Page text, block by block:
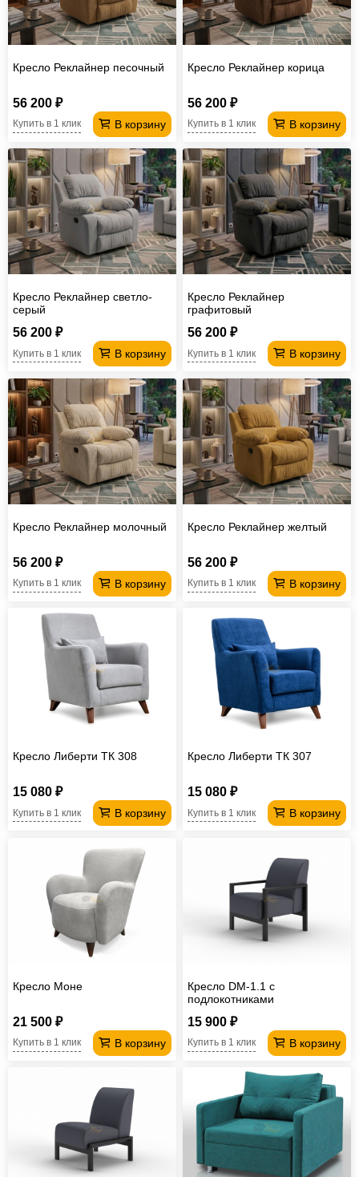
Кресло Реклайнер песочный
56 200 ₽
В корзину
Купить в 1 клик
Кресло Реклайнер корица
56 200 ₽
В корзину
Купить в 1 клик
Кресло Реклайнер светло-
серый
56 200 ₽
В корзину
Купить в 1 клик
Кресло Реклайнер
графитовый
56 200 ₽
В корзину
Купить в 1 клик
Кресло Реклайнер молочный
56 200 ₽
В корзину
Купить в 1 клик
Кресло Реклайнер желтый
56 200 ₽
В корзину
Купить в 1 клик
Кресло Либерти ТК 308
15 080 ₽
В корзину
Купить в 1 клик
Кресло Либерти ТК 307
15 080 ₽
В корзину
Купить в 1 клик
Кресло Моне
21 500 ₽
В корзину
Купить в 1 клик
Кресло DM-1.1 с
подлокотниками
15 900 ₽
В корзину
Купить в 1 клик